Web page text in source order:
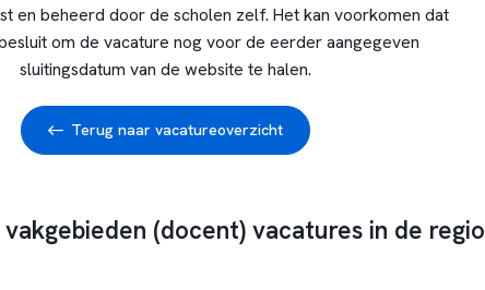
en beheerd door de scholen zelf. Het kan voorkomen dat
om de vacature nog voor de eerder aangegeven
sluitingsdatum van de website te halen.
Terug naar vacatureoverzicht
(docent) vacatures in de regio